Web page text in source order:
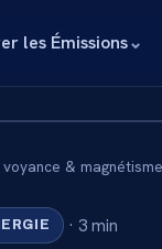
les Émissions⌄
& magnétisme
· 3 min